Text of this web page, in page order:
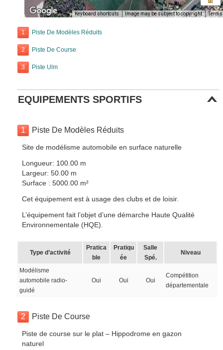
Keyboard shortcuts Image may be subject to copyright Terms
1 Piste De Modèles Réduits
2 Piste De Course
3 Piste Ulm
EQUIPEMENTS SPORTIFS
1 Piste De Modèles Réduits
Site de modélisme automobile en surface naturelle
Longueur: 100.00 m
Largeur: 50.00 m
Surface : 5000.00 m²
Cet équipement est à usage des clubs et de loisir.
L’équipement fait l’objet d’une démarche Haute Qualité
Environnementale (HQE).
Type d’activité
Pratica
ble
Pratiqu
ée
Salle
Spé.
Niveau
Modélisme
automobile radio-
guidé
Oui Oui Oui
Compétition
départementale
2 Piste De Course
Piste de course sur le plat – Hippodrome en gazon
naturel